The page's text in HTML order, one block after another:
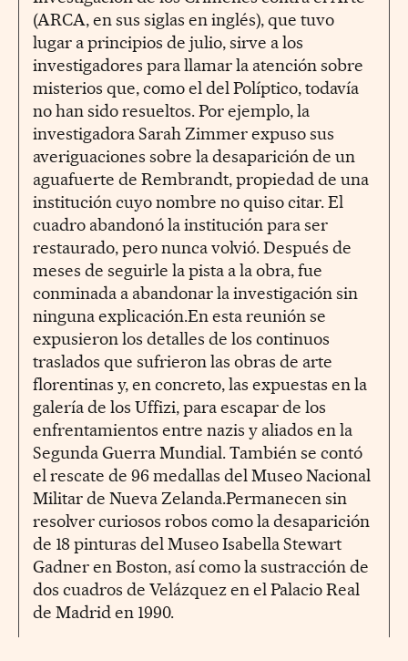
(ARCA, en sus siglas en inglés), que tuvo
lugar a principios de julio, sirve a los
investigadores para llamar la atención sobre
misterios que, como el del Políptico, todavía
no han sido resueltos. Por ejemplo, la
investigadora Sarah Zimmer expuso sus
averiguaciones sobre la desaparición de un
aguafuerte de Rembrandt, propiedad de una
institución cuyo nombre no quiso citar. El
cuadro abandonó la institución para ser
restaurado, pero nunca volvió. Después de
meses de seguirle la pista a la obra, fue
conminada a abandonar la investigación sin
ninguna explicación.En esta reunión se
expusieron los detalles de los continuos
traslados que sufrieron las obras de arte
florentinas y, en concreto, las expuestas en la
galería de los Uffizi, para escapar de los
enfrentamientos entre nazis y aliados en la
Segunda Guerra Mundial. También se contó
el rescate de 96 medallas del Museo Nacional
Militar de Nueva Zelanda.Permanecen sin
resolver curiosos robos como la desaparición
de 18 pinturas del Museo Isabella Stewart
Gadner en Boston, así como la sustracción de
dos cuadros de Velázquez en el Palacio Real
de Madrid en 1990.